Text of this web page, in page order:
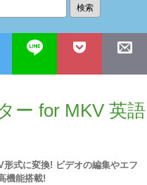
ー for MKV 英語
式に変換! ビデオの編集やエフ
機能搭載!